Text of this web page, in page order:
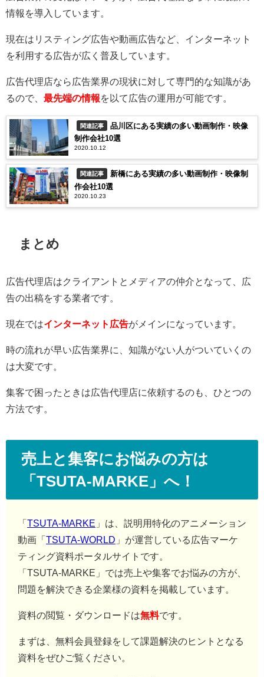
情報を導入しています。
現在はリスティング広告や動画広告など、インターネット
を利用する広告が広く普及しています。
広告代理店なら広告業界の現状に対して専門的な知識があ
るので、 最先端の情報を以て広告の運用が可能です。
関連記事
品川区にある実績の多い動画制作・映像
制作会社10選
2020.10.12
関連記事
新橋にある実績の多い動画制作・映像制
作会社10選
2020.10.23
まとめ
広告代理店はクライアントとメディアの仲介となって、広
告の出稿をする業者です。
現在ではインターネット広告がメインになっています。
時の流れが早い広告業界に、知識がない人がついていくの
は大変です。
集客で困ったときは広告代理店に依頼するのも、ひとつの
方法です。
売上と集客にお悩みの方は
「TSUTA-MARKE」へ！
「 TSUTA-MARKE 」は、説明用特化のアニメーション
動画「 TSUTA-WORLD 」が運営している広告マーケ
ティング資料ポータルサイトです。
「TSUTA-MARKE」では売上や集客でお悩みの方が、
問題を解決できる企業様の資料を掲載しています。
資料の閲覧・ダウンロードは無料です。
まずは、無料会員登録をして課題解決のヒントとなる
資料をぜひご覧ください。